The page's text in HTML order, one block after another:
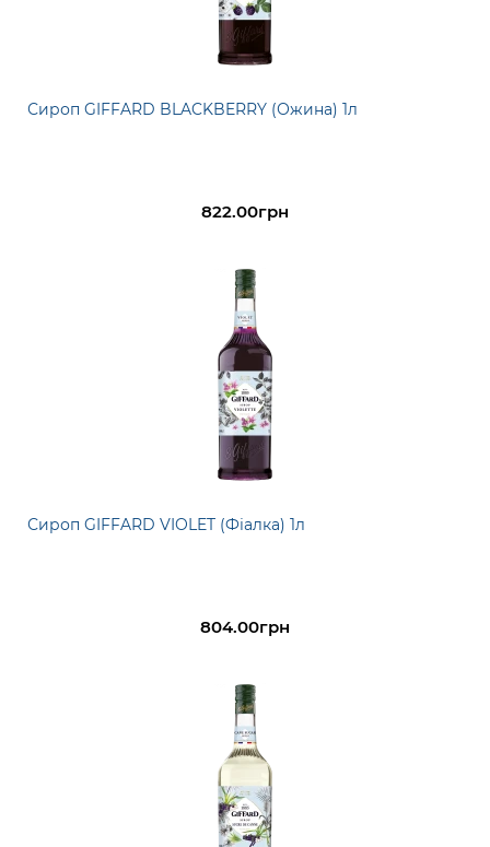
Сироп GIFFARD BLACKBERRY (Ожина) 1л
822.00грн
Сироп GIFFARD VIOLET (Фіалка) 1л
804.00грн